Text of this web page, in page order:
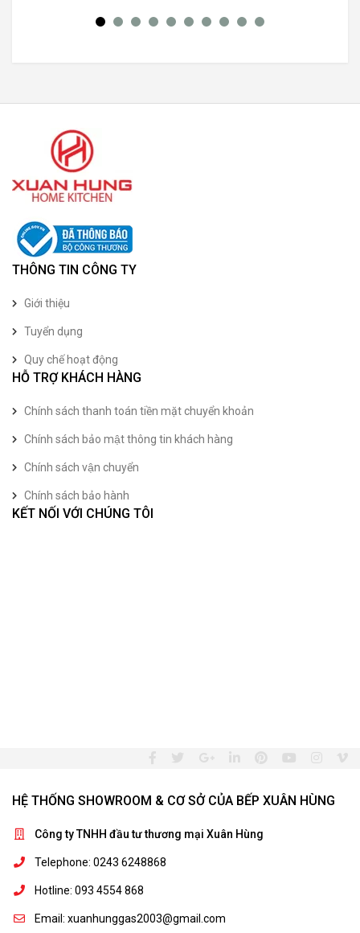
THÔNG TIN CÔNG TY
Giới thiệu
Tuyển dụng
Quy chế hoạt động
HỖ TRỢ KHÁCH HÀNG
Chính sách thanh toán tiền mặt chuyển khoản
Chính sách bảo mật thông tin khách hàng
Chính sách vận chuyển
Chính sách bảo hành
KẾT NỐI VỚI CHÚNG TÔI
HỆ THỐNG SHOWROOM & CƠ SỞ CỦA BẾP XUÂN HÙNG
Công ty TNHH đầu tư thương mại Xuân Hùng
Telephone: 0243 6248868
Hotline: 093 4554 868
Email: xuanhunggas2003@gmail.com